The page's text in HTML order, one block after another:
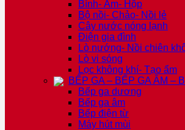
Bình- Ấm- Hộp
Bộ nồi- Chảo- Nồi lẻ
Cây nước nóng lạnh
Điện gia đình
Lò nướng- Nồi chiên
Lò vi sóng
Lọc không khí- Tạo ẩm
BẾP GA – BẾP GA ÂM –
Bếp ga dương
Bếp ga âm
Bếp điện từ
Máy hút mùi